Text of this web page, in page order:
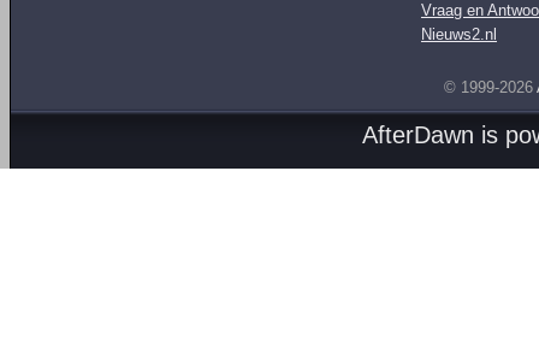
Vraag en
Nieuws2.nl
© 1999-2026
AfterDawn is